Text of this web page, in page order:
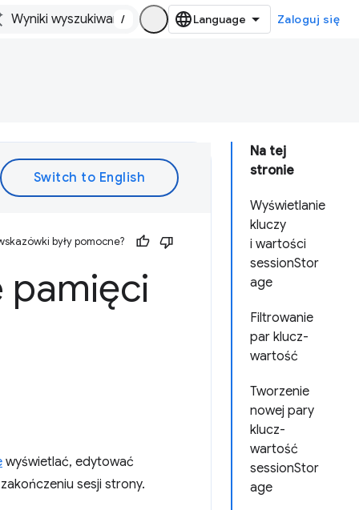
/ Zaloguj się
Na tej
stronie
Wyświetlanie
kluczy
i wartości
sessionStor
age
Filtrowanie
par klucz-
wartość
Tworzenie
nowej pary
klucz-
wartość
sessionStor
age
były pomocne?
pamięci
wyświetlać, edytować
sesji strony.